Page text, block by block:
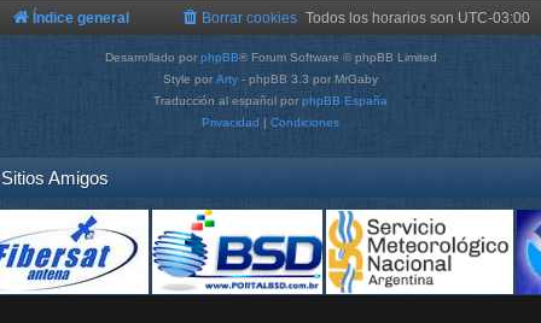
Índice general Todos los horarios son UTC-03:00
Borrar cookies
Desarrollado por phpBB® Forum Software © phpBB Limited
Style por Arty - phpBB 3.3 por MrGaby
Traducción al español por phpBB España
Privacidad | Condiciones
Sitios Amigos